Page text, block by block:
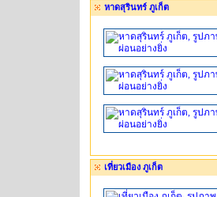
หาดสุรินทร์ ภูเก็ต
เที่ยวเมือง ภูเก็ต